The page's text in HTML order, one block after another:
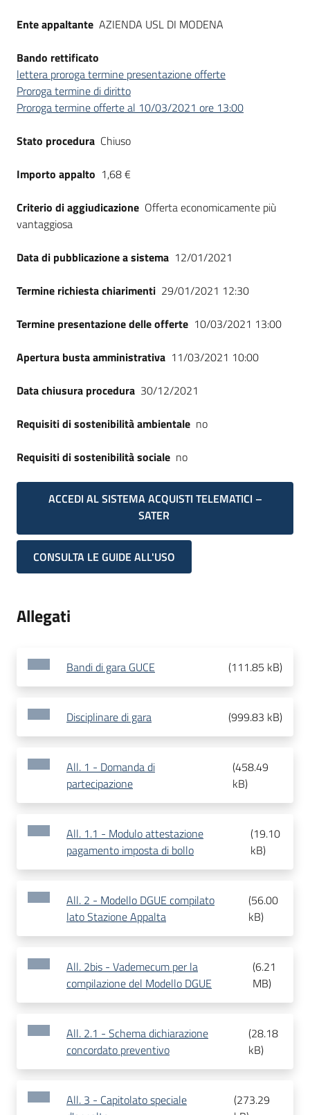
Ente appaltante AZIENDA USL DI MODENA
Bando rettificato
lettera proroga termine presentazione offerte
Proroga termine di diritto
Proroga termine offerte al 10/03/2021 ore 13:00
Stato procedura Chiuso
Importo appalto 1,68 €
Criterio di aggiudicazione Offerta economicamente più
vantaggiosa
Data di pubblicazione a sistema 12/01/2021
Termine richiesta chiarimenti 29/01/2021 12:30
Termine presentazione delle offerte 10/03/2021 13:00
Apertura busta amministrativa 11/03/2021 10:00
Data chiusura procedura 30/12/2021
Requisiti di sostenibilità ambientale no
Requisiti di sostenibilità sociale no
ACCEDI AL SISTEMA ACQUISTI TELEMATICI –
SATER
CONSULTA LE GUIDE ALL'USO
Allegati
Bandi di gara GUCE (111.85 kB)
Disciplinare di gara (999.83 kB)
All. 1 - Domanda di
partecipazione
(458.49
kB)
All. 1.1 - Modulo attestazione
pagamento imposta di bollo
(19.10
kB)
All. 2 - Modello DGUE compilato
lato Stazione Appalta
(56.00
kB)
All. 2bis - Vademecum per la
compilazione del Modello DGUE
(6.21
MB)
All. 2.1 - Schema dichiarazione
concordato preventivo
(28.18
kB)
All. 3 - Capitolato speciale
(273.29